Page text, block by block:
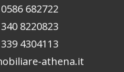
682722
8220823
4304113
athena.it